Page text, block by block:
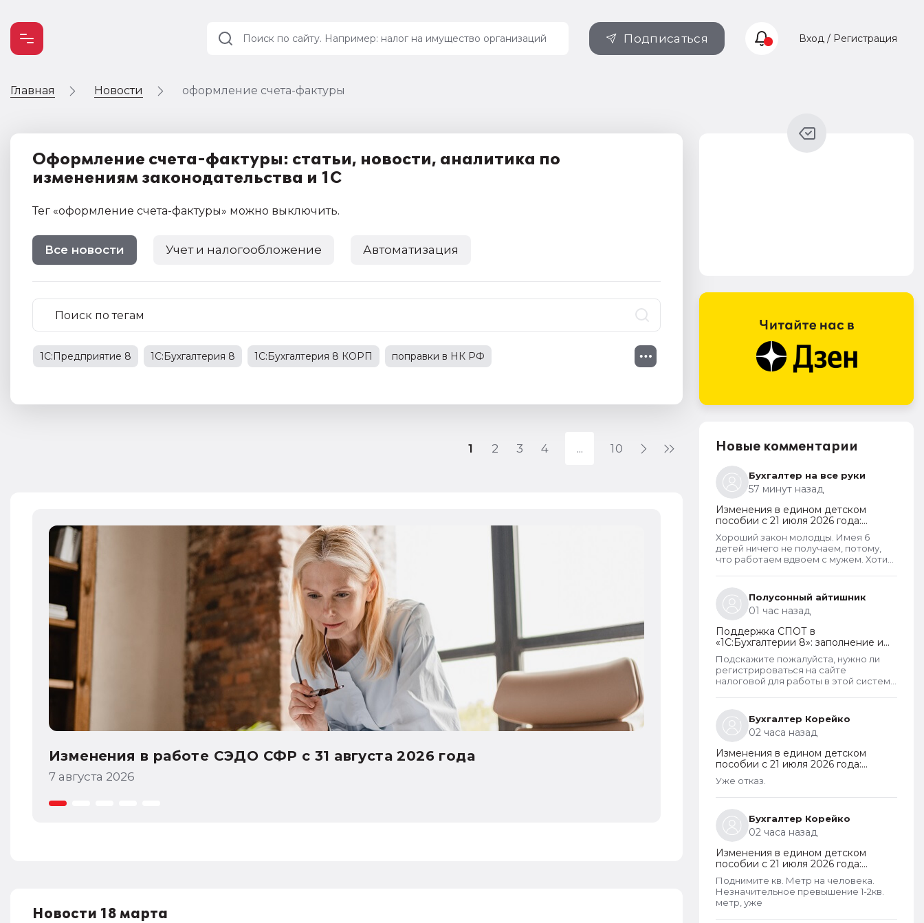
Подписаться Вход / Регистрация
Главная Новости оформление счета-фактуры
Оформление счета-фактуры: статьи, новости, аналитика по
изменениям законодательства и 1С
Тег «оформление счета-фактуры» можно выключить.
Все новости Учет и налогообложение Автоматизация
1С:Предприятие 8 1С:Бухгалтерия 8 1С:Бухгалтерия 8 КОРП поправки в НК РФ
1 2 3 4 10
СЭДО СФР с 31 августа 2026 года Интересное в 1С:УНФ: 1С:Share
Новости 18 марта
Новые комментарии
Бухгалтер на все руки
57 минут назад
Изменения в едином детском
пособии с 21 июля 2026 года:
пересмотр правила нулевого
дохода и новый порядок
оформления пособий по месту
пребывания
Хороший закон молодцы. Имея 6
детей ничего не получаем, потому,
что работаем вдвоем с мужем. Хотим
наркаманы да лентяи которые сидят
на больничных и типо работают чтобы
получать пособия их все же
получают. Так что могу сказать что как
то не правельно распределены
критерии оценивания дохода.
Полусонный айтишник
01 час назад
Поддержка СПОТ в
«1С:Бухгалтерии 8»: заполнение и
отправка ДОПП, уплата
обеспечительного платежа и
получение QR-кода
Подскажите пожалуйста, нужно ли
регистрироваться на сайте
налоговой для работы в этой системе
Бухгалтер Корейко
02 часа назад
Изменения в едином детском
пособии с 21 июля 2026 года:
пересмотр правила нулевого
дохода и новый порядок
оформления пособий по месту
пребывания
Уже отказ.
Бухгалтер Корейко
02 часа назад
Изменения в едином детском
пособии с 21 июля 2026 года:
пересмотр правила нулевого
дохода и новый порядок
оформления пособий по месту
пребывания
Поднимите кв. Метр на человека.
Незначительное превышение 1-2кв.
метр, уже
Учет и